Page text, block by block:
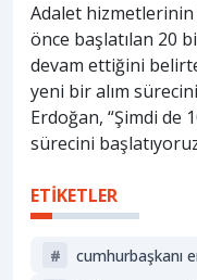
Adalet
önce başlatılan 20
devam ettiğini
yeni bir alım
Erdoğan, “Şimdi de
sürecini
ETİKETLER
#
cumhurbaşkanı